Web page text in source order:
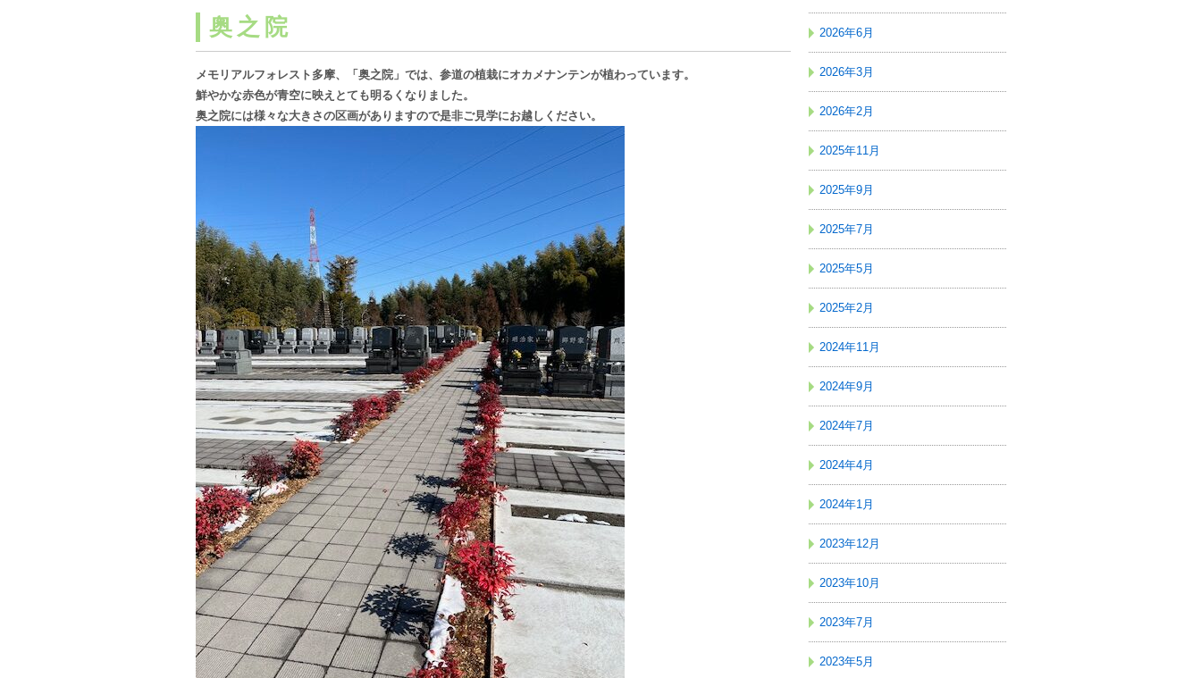
奥之院
メモリアルフォレスト多摩、「奥之院」では、参道の植栽にオカメナンテンが植わっています。
鮮やかな赤色が青空に映えとても明るくなりました。
奥之院には様々な大きさの区画がありますので是非ご見学にお越しください。
2026年6月
2026年3月
2026年2月
2025年11月
2025年9月
2025年7月
2025年5月
2025年2月
2024年11月
2024年9月
2024年7月
2024年4月
2024年1月
2023年12月
2023年10月
2023年7月
2023年5月